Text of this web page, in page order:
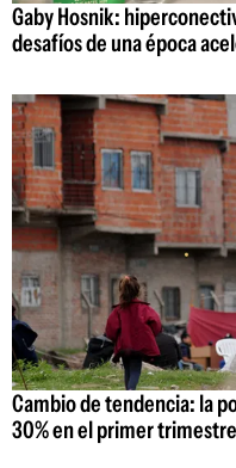
Gaby Hosnik:
desafíos de una época
Cambio de tendencia: la
30% en el primer